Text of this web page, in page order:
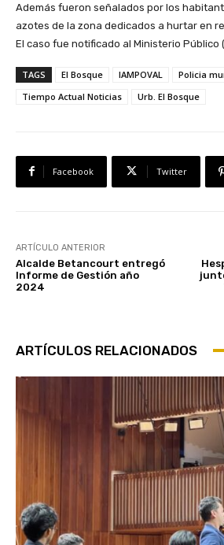
Además fueron señalados por los
azotes de la zona dedicados a hurtar en
El caso fue notificado al Ministerio Público
TAGS El Bosque IAMPOVAL
Policia
Tiempo Actual Noticias
Urb. El Bosque
Facebook Twitter
ARTÍCULO ANTERIOR
Alcalde Betancourt entregó
Informe de Gestión año
2024
ARTÍCULOS RELACIONADOS